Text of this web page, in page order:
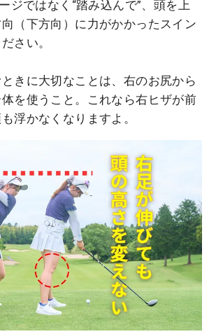
ジではなく“踏み込んで”、頭を上
（下方向）に力がかかったスイン
さい。
きに大切なことは、右のお尻から
を使うこと。これなら右ヒザが前
浮かなくなりますよ。